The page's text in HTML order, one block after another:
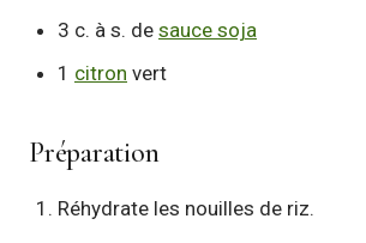
3 c. à s. de sauce soja
1 citron vert
Préparation
Réhydrate les nouilles de riz.